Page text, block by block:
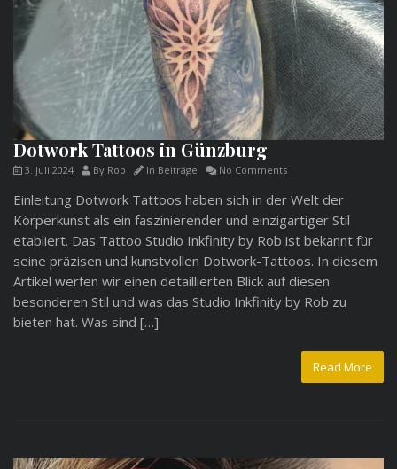
Dotwork Tattoos in Günzburg
3. Juli 2024 By Rob In Beiträge No Comments
Einleitung Dotwork Tattoos haben sich in der Welt der
Körperkunst als ein faszinierender und einzigartiger Stil
etabliert. Das Tattoo Studio Inkfinity by Rob ist bekannt für
seine präzisen und kunstvollen Dotwork-Tattoos. In diesem
Artikel werfen wir einen detaillierten Blick auf diesen
besonderen Stil und was das Studio Inkfinity by Rob zu
bieten hat. Was sind […]
Read More